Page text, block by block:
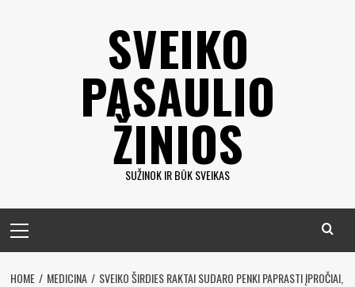
SVEIKO
PASAULIO
ŽINIOS
SUŽINOK IR BŪK SVEIKAS
meniu
HOME MEDICINA
SVEIKO ŠIRDIES RAKTAI SUDARO PENKI PAPRASTI ĮPROČIAI,